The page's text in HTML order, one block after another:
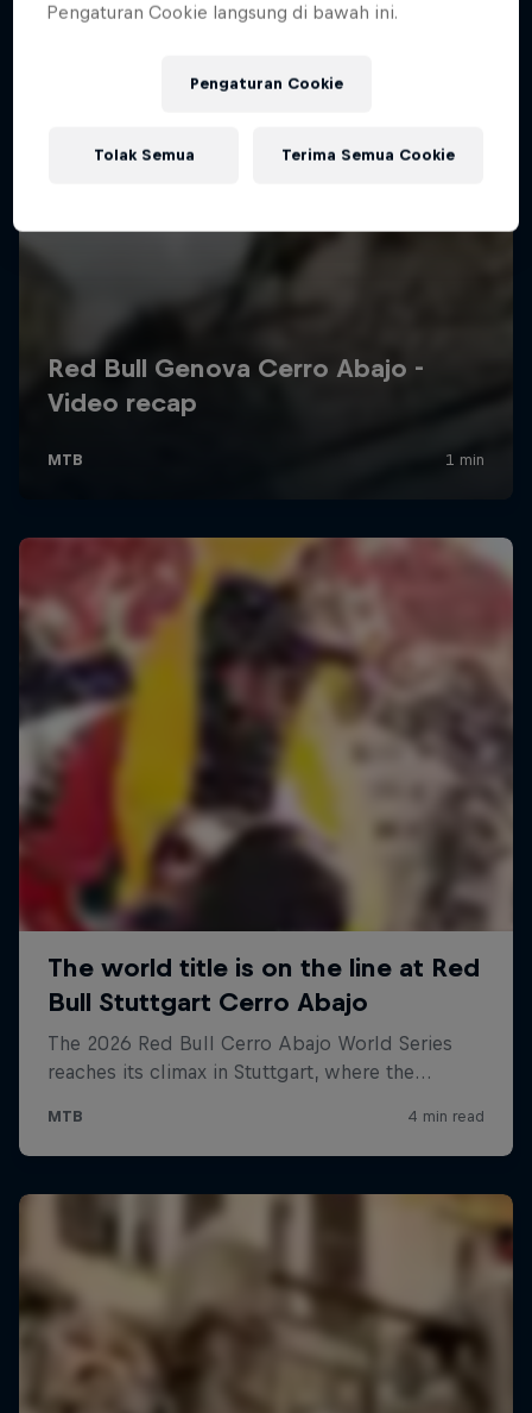
Pengaturan Cookie langsung di bawah ini.
Pengaturan Cookie
Tolak Semua Terima Semua Cookie